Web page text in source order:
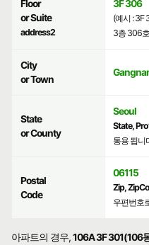
Floor
or Suite
address2
3F 306
(예시 :
3층 306
City
or Town
State
or County
Seoul
State,
통용 됩니
Postal
Code
06115
Zip,
우편번호
아파트의 경우,106A 3F 301(106